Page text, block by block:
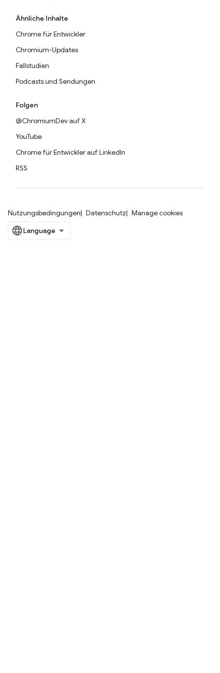
Ähnliche Inhalte
Chrome für Entwickler
Chromium-Updates
Fallstudien
Podcasts und Sendungen
Folgen
@ChromiumDev auf X
YouTube
Chrome für Entwickler auf LinkedIn
RSS
Nutzungsbedingungen Datenschutz Manage cookies